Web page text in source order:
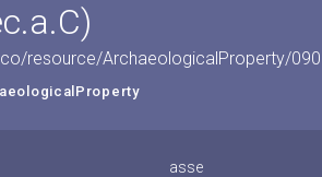
resource/ArchaeologicalProperty/
asse